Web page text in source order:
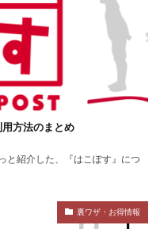
方法のまとめ
と紹介した、『はこぽす』につ
裏ワザ・お得情報